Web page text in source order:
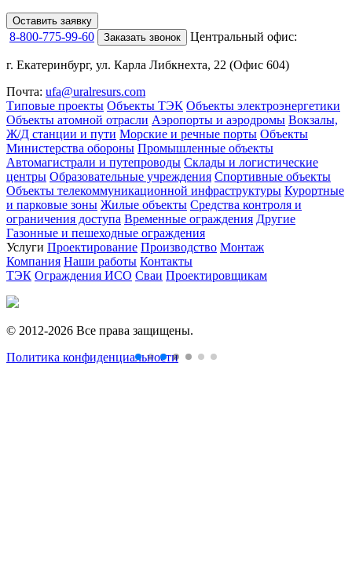
Оставить заявку
8-800-775-99-60 Заказать звонок Центральный офис:
г. Екатеринбург, ул. Карла Либкнехта, 22 (Офис 604)
Почта: ufa@uralresurs.com
Типовые проекты Объекты ТЭК Объекты электроэнергетики
Объекты атомной отрасли Аэропорты и аэродромы Вокзалы,
Ж/Д станции и пути Морские и речные порты Объекты
Министерства обороны Промышленные объекты
Автомагистрали и путепроводы Склады и логистические
центры Образовательные учреждения Спортивные объекты
Объекты телекоммуникационной инфраструктуры Курортные
и парковые зоны Жилые объекты Средства контроля и
ограничения доступа Временные ограждения Другие
Газонные и пешеходные ограждения
Услуги Проектирование Производство Монтаж
Компания Наши работы Контакты
ТЭК Ограждения ИСО Сваи Проектировщикам
© 2012-2026 Все права защищены.
Политика конфиденциальности